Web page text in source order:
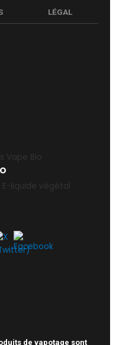
LÉGAL
de vapotage sont